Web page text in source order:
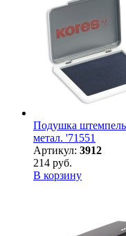
Подушка
метал. '71551
Артикул: 3912
214 руб.
В корзину